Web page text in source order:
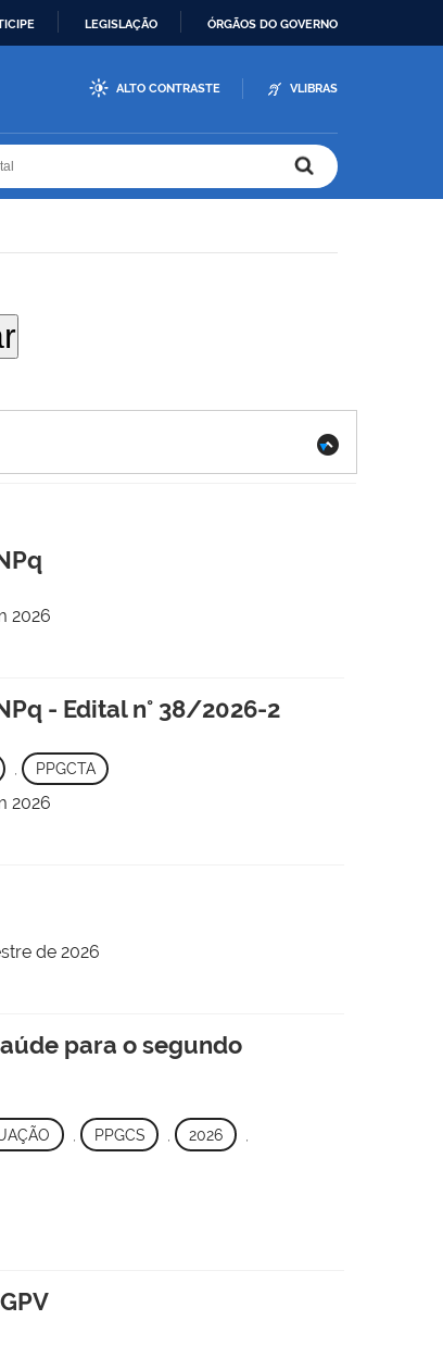
LEGISLAÇÃO ÓRGÃOS DO GOVERNO
ALTO CONTRASTE VLIBRAS
2026
- Edital n° 38/2026-2
PPGCTA
2026
de 2026
para o segundo
PPGCS , 2026